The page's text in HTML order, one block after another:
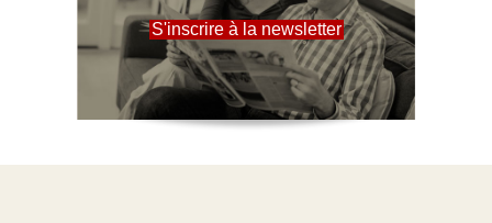
S'inscrire à la newsletter